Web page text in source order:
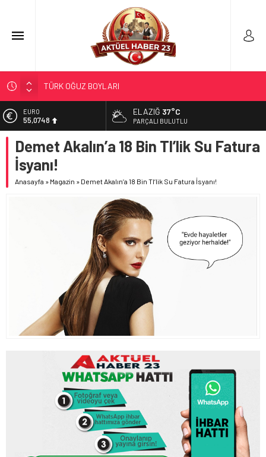
TÜRK OĞUZ BOYLARI
298 MİLYON DOLARLIK İHRACAT
ERDEM; ENTÜBE EDİLDİ…
YRP’DEN, KARAYOLCULARA TEŞEKKÜR
EURO
55,0748
ALTIN
6.623,43
BİST
13.785,25
ELAZIĞ 37°C
PARÇALI BULUTLU
Demet Akalın’a 18 Bin Tl’lik Su Fatura
İsyanı!
Anasayfa » Magazin » Demet Akalın’a 18 Bin Tl’lik Su Fatura İsyanı!